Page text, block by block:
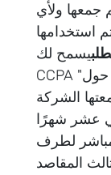
جمعها ولأي
يسمح لك "
CCPA "بطلب وتلقي معلومات من الشركة حول
الشركة
عشر شهرًا
لطرف